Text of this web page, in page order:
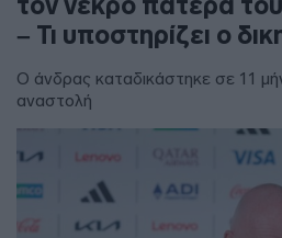
– Τι υποστηρίζει ο
Ο άνδρας καταδικάστηκε σε 11
αναστολή